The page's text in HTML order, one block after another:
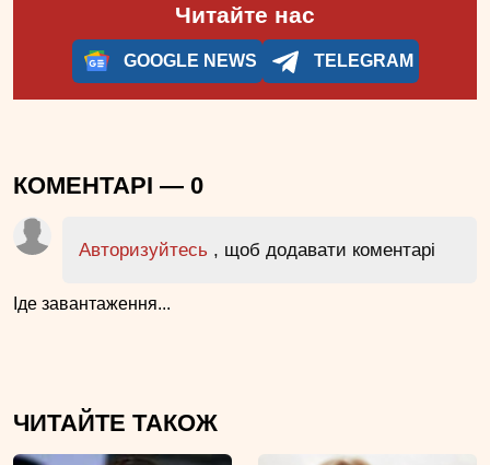
Читайте нас
GOOGLE NEWS TELEGRAM
КОМЕНТАРІ — 0
Авторизуйтесь , щоб додавати коментарі
Іде завантаження...
ЧИТАЙТЕ ТАКОЖ